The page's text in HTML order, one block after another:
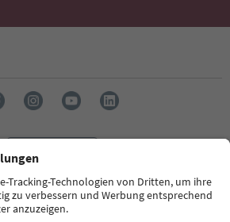
Südtirol Guide App